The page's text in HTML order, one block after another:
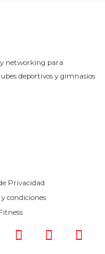
networking para
deportivos y gimnasios
Privacidad
condiciones